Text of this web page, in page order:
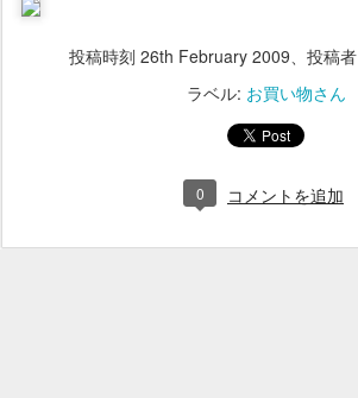
投稿時刻 26th February 2009、投稿者
ラベル: お買い物さん
0 コメントを追加